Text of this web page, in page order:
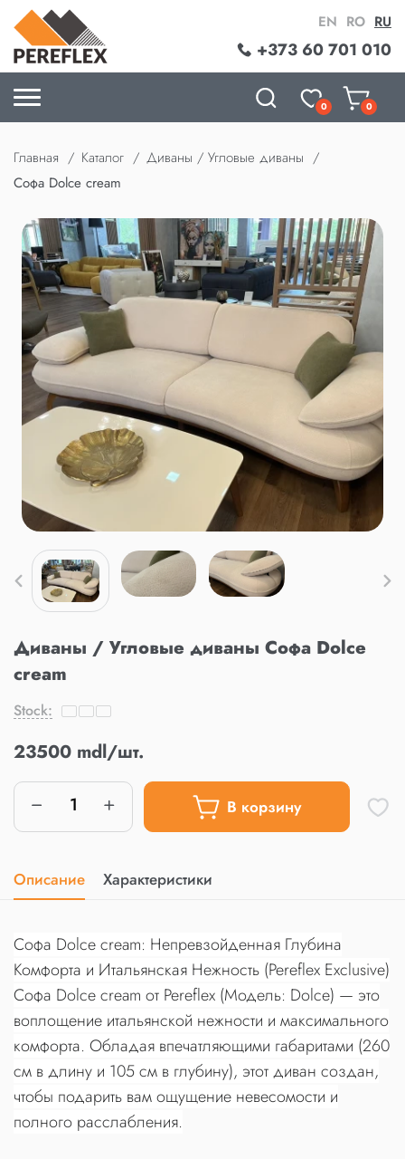
+373 60 701 010
EN RO RU
0 0
Главная Каталог
Диваны / Угловые диваны
Софа Dolce cream
Диваны / Угловые диваны Софа Dolce
cream
Stock:
23500 mdl/шт.
В корзину
Описание Характеристики
Софа Dolce cream: Непревзойденная Глубина
Комфорта и Итальянская Нежность (Pereflex Exclusive)
Софа Dolce cream от Pereflex (Модель: Dolce) — это
воплощение итальянской нежности и максимального
комфорта. Обладая впечатляющими габаритами (260
см в длину и 105 см в глубину), этот диван создан,
чтобы подарить вам ощущение невесомости и
полного расслабления.